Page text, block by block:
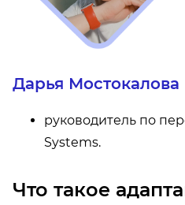
Дарья Мостокалова
руководитель по
Systems.
Что такое